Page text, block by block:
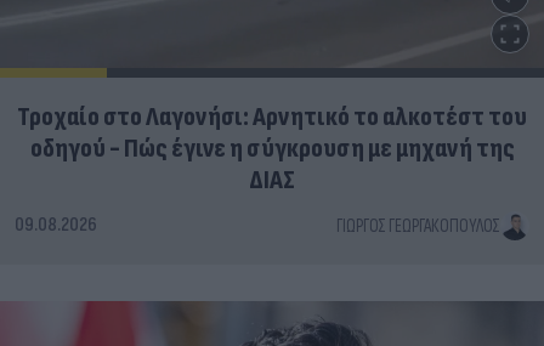
Τροχαίο στο Λαγονήσι: Αρνητικό το αλκοτέστ του
οδηγού - Πώς έγινε η σύγκρουση με μηχανή της
ΔΙΑΣ
09.08.2026 ΓΙΏΡΓΟΣ ΓΕΩΡΓΑΚΌΠΟΥΛΟΣ